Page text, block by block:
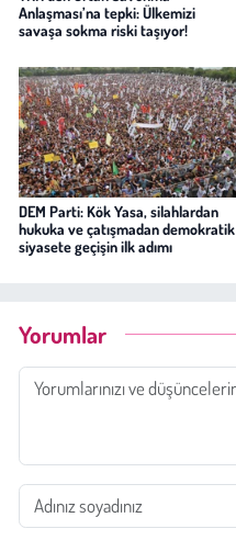
Anlaşması’na tepki: Ülkemizi
savaşa sokma riski taşıyor!
DEM Parti: Kök Yasa, silahlardan
hukuka ve çatışmadan demokratik
siyasete geçişin ilk adımı
Yorumlar